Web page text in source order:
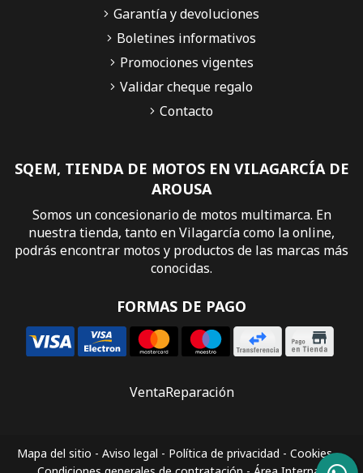
SQEM, TIENDA DE MOTOS EN VILAGARCÍA DE
AROUSA
Somos un concesionario de motos multimarca. En
nuestra tienda, tanto en Vilagarcía como la online,
podrás encontrar motos y productos de las marcas más
conocidas.
FORMAS DE PAGO
Garantía y devoluciones
Boletines informativos
Promociones vigentes
Validar cheque regalo
Contacto
VentaReparación
Mapa del sitio - Aviso legal - Política de privacidad - Cookies-